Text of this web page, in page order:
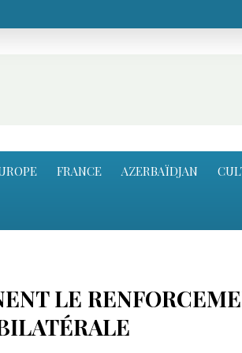
FRANCE AZERBAÏDJAN
LE